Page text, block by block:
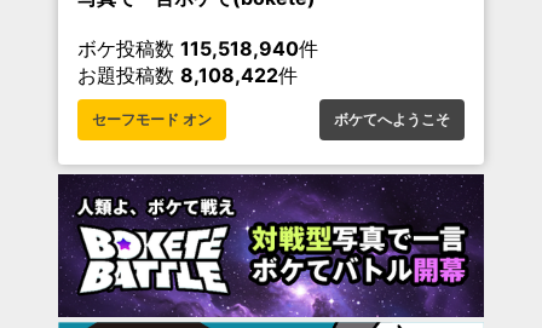
ボケ投稿数 115,518,940件
お題投稿数 8,108,422件
セーフモード オン ボケてへようこそ